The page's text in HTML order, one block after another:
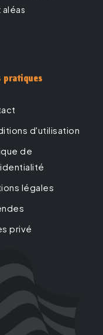
pratiques
d'utilisation
de
légales
privé